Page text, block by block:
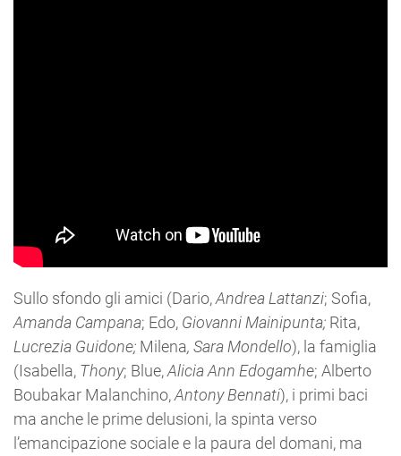
Sullo sfondo gli amici (Dario,Andrea Lattanzi; Sofia,
Amanda Campana; Edo, Giovanni Mainipunta; Rita,
Lucrezia Guidone; Milena, Sara Mondello), la famiglia
(Isabella, Thony; Blue,Alicia Ann Edogamhe; Alberto
Boubakar Malanchino,Antony Bennati), i primi baci
ma anche le prime delusioni, la spinta verso
l’emancipazione sociale e la paura del domani, ma